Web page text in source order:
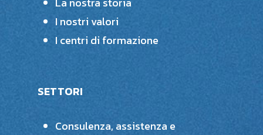
I nostri valori
I centri di formazione
SETTORI
Consulenza, assistenza e